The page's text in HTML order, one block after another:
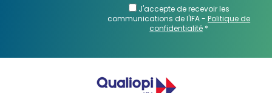
J'accepte de recevoir les
communications de l'IFA -Politique de
confidentialité *